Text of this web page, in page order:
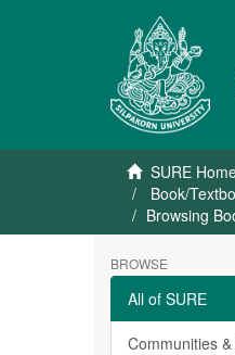
SURE
Book/
Browsing
BROWSE
All of SURE
Communities